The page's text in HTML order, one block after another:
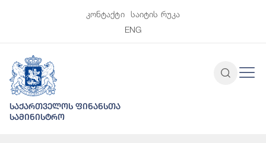
კონტაქტი
საიტის რუკა
ENG
საქართველოს ფინანსთა
სამინისტრო